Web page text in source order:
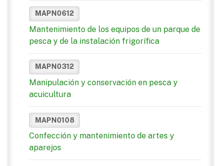
MAPN0612
Mantenimiento de los equipos de un parque de
pesca y de la instalación frigorífica
MAPN0312
Manipulación y conservación en pesca y
acuicultura
MAPN0108
Confección y mantenimiento de artes y
aparejos